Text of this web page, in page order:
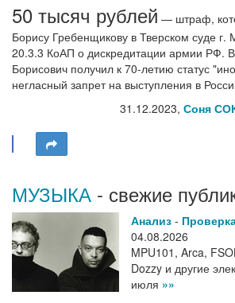
50 тысяч рублей — штраф,
Борису Гребенщикову в Тверском суде г.
20.3.3 КоАП о дискредитации армии РФ.
Борисович получил к 70-летию статус
негласный запрет на выступления в
31.12.2023, Соня
МУЗЫКА - свежие
Анализ -
04.08.2026
MPU101, Arca,
Dozzy и другие
июля »»